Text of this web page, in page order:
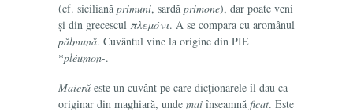
(cf. siciliană primuni, sardă primone), dar poate veni
și din grecescul πλεμόνι. A se compara cu aromânul
pălmună. Cuvântul vine la origine din PIE
*pléumon-.
Maieră este un cuvânt pe care dicţionarele îl dau ca
originar din maghiară, unde mai înseamnă ficat. Este